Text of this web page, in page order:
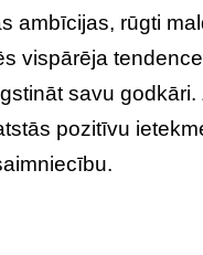
ambīcijas, rūgti
vispārēja
savu
pozitīvu